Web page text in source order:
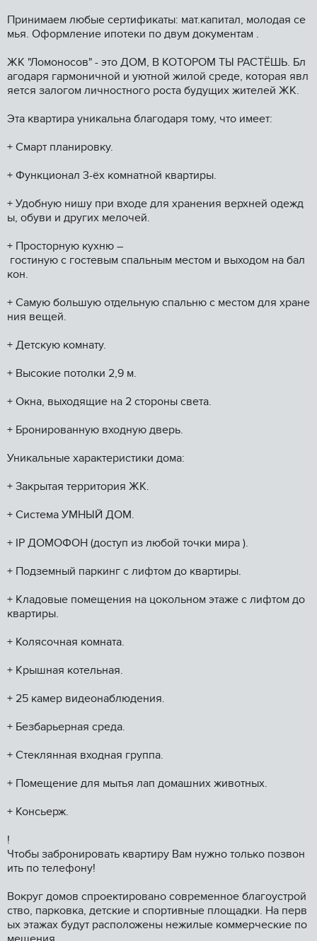
Принимаем любые сертификаты: мат.капитал, молодая се
мья. Оформление ипотеки по двум документам .
ЖК "Ломоносов" - это ДОМ, В КОТОРОМ ТЫ РАСТЁШЬ. Бл
агодаря гармоничной и уютной жилой среде, которая явл
яется залогом личностного роста будущих жителей ЖК.
Эта квартира уникальна благодаря тому, что имеет:
+ Смарт планировку.
+ Функционал 3-ёх комнатной квартиры.
+ Удобную нишу при входе для хранения верхней одежд
ы, обуви и других мелочей.
+ Просторную кухню –
гостиную с гостевым спальным местом и выходом на бал
кон.
+ Самую большую отдельную спальню с местом для хране
ния вещей.
+ Детскую комнату.
+ Высокие потолки 2,9 м.
+ Окна, выходящие на 2 стороны света.
+ Бронированную входную дверь.
Уникальные характеристики дома:
+ Закрытая территория ЖК.
+ Система УМНЫЙ ДОМ.
+ IР ДОМОФОН (доступ из любой точки мира ).
+ Подземный паркинг с лифтом до квартиры.
+ Кладовые помещения на цокольном этаже с лифтом до
квартиры.
+ Колясочная комната.
+ Крышная котельная.
+ 25 камер видеонаблюдения.
+ Безбарьерная среда.
+ Стеклянная входная группа.
+ Помещение для мытья лап домашних животных.
+ Консьерж.
!
Чтобы забронировать квартиру Вам нужно только позвон
ить по телефону!
Вокруг домов спроектировано современное благоустрой
ство, парковка, детские и спортивные площадки. На перв
ых этажах будут расположены нежилые коммерческие по